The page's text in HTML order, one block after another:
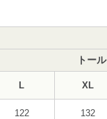
トール
L XL
122 132